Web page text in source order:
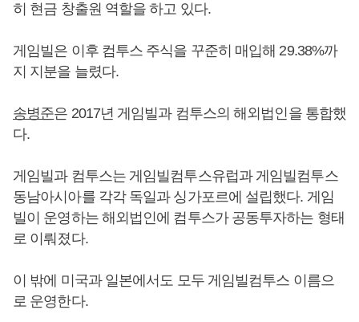
히 현금 창출원 역할을 하고 있다.
게임빌은 이후 컴투스 주식을 꾸준히 매입해 29.38%까
지 지분을 늘렸다.
송병준은 2017년 게임빌과 컴투스의 해외법인을 통합했
다.
게임빌과 컴투스는 게임빌컴투스유럽과 게임빌컴투스
동남아시아를 각각 독일과 싱가포르에 설립했다. 게임
빌이 운영하는 해외법인에 컴투스가 공동투자하는 형태
로 이뤄졌다.
이 밖에 미국과 일본에서도 모두 게임빌컴투스 이름으
로 운영한다.